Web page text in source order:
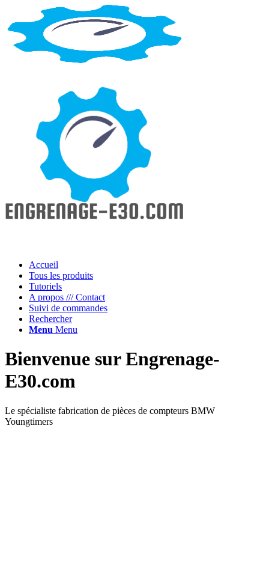
Accueil
Tous les produits
Tutoriels
A propos /// Contact
Suivi de commandes
Rechercher
Menu Menu
Bienvenue surEngrenage-
E30.com
Le spécialiste fabrication de pièces de compteurs BMW
Youngtimers